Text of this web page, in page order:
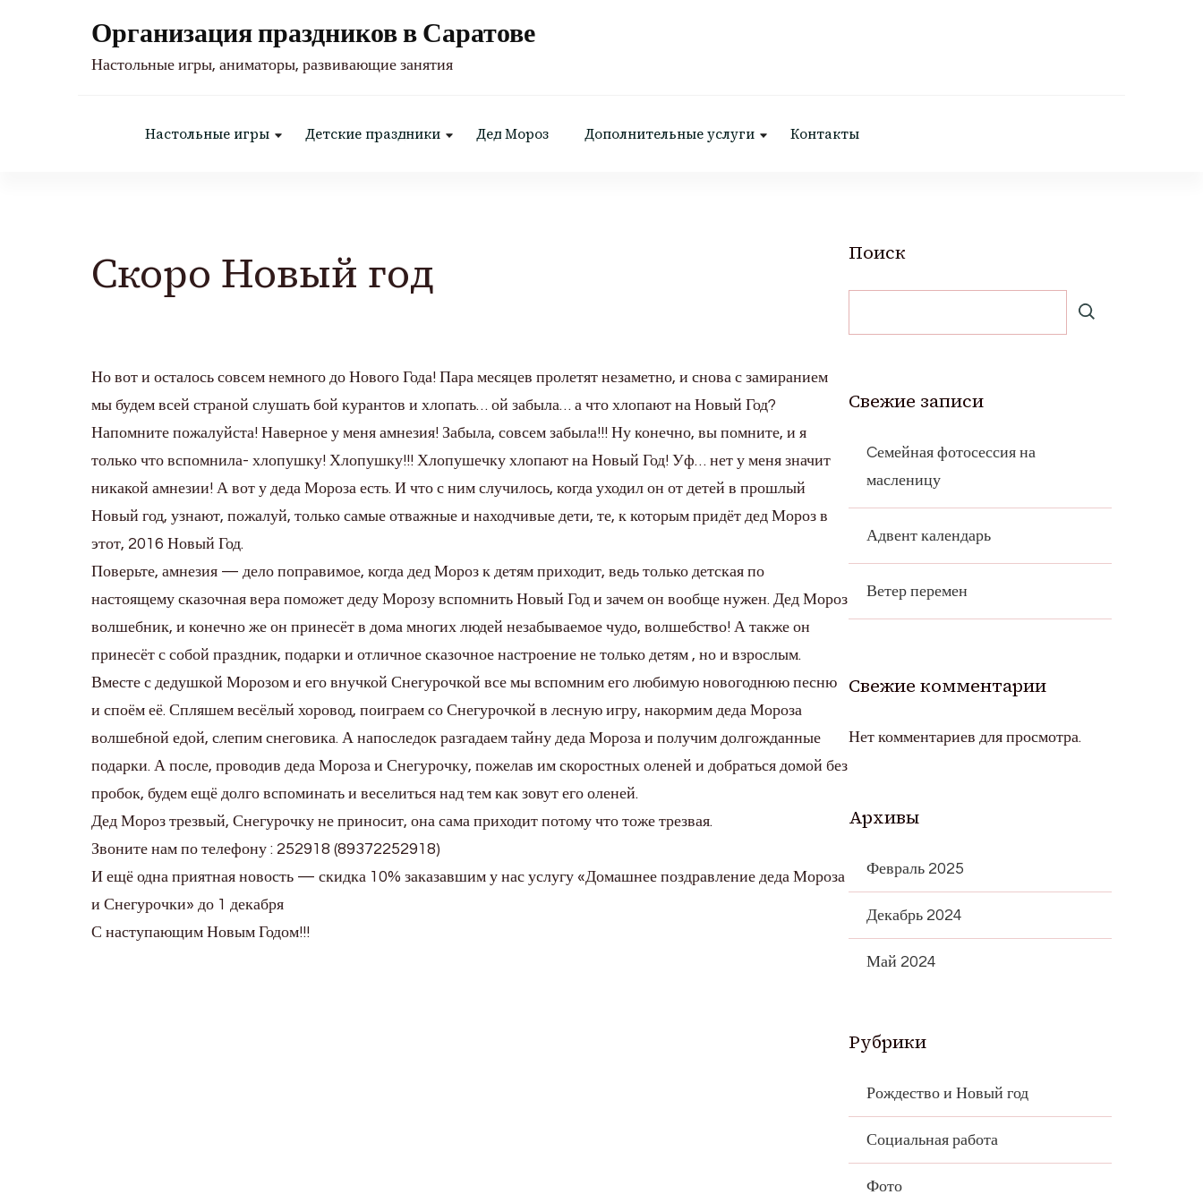
Организация праздников в Саратове
Настольные игры, аниматоры, развивающие занятия
Настольные игры Детские праздники Дед Мороз Дополнительные услуги Контакты
Скоро Новый год
Но вот и осталось совсем немного до Нового Года! Пара месяцев пролетят незаметно, и снова с замиранием
мы будем всей страной слушать бой курантов и хлопать… ой забыла… а что хлопают на Новый Год?
Напомните пожалуйста! Наверное у меня амнезия! Забыла, совсем забыла!!! Ну конечно, вы помните, и я
только что вспомнила- хлопушку! Хлопушку!!! Хлопушечку хлопают на Новый Год! Уф… нет у меня значит
никакой амнезии! А вот у деда Мороза есть. И что с ним случилось, когда уходил он от детей в прошлый
Новый год, узнают, пожалуй, только самые отважные и находчивые дети, те, к которым придёт дед Мороз в
этот, 2016 Новый Год.
Поверьте, амнезия — дело поправимое, когда дед Мороз к детям приходит, ведь только детская по
настоящему сказочная вера поможет деду Морозу вспомнить Новый Год и зачем он вообще нужен. Дед Мороз
волшебник, и конечно же он принесёт в дома многих людей незабываемое чудо, волшебство! А также он
принесёт с собой праздник, подарки и отличное сказочное настроение не только детям , но и взрослым.
Вместе с дедушкой Морозом и его внучкой Снегурочкой все мы вспомним его любимую новогоднюю песню
и споём её. Спляшем весёлый хоровод, поиграем со Снегурочкой в лесную игру, накормим деда Мороза
волшебной едой, слепим снеговика. А напоследок разгадаем тайну деда Мороза и получим долгожданные
подарки. А после, проводив деда Мороза и Снегурочку, пожелав им скоростных оленей и добраться домой без
пробок, будем ещё долго вспоминать и веселиться над тем как зовут его оленей.
Дед Мороз трезвый, Снегурочку не приносит, она сама приходит потому что тоже трезвая.
Звоните нам по телефону : 252918 (89372252918)
И ещё одна приятная новость — скидка 10% заказавшим у нас услугу «Домашнее поздравление деда Мороза
и Снегурочки» до 1 декабря
С наступающим Новым Годом!!!
Поиск
Свежие записи
Cемейная фотосессия на
масленицу
Адвент календарь
Ветер перемен
Свежие комментарии
Нет комментариев для просмотра.
Архивы
Февраль 2025
Декабрь 2024
Май 2024
Рубрики
Рождество и Новый год
Социальная работа
Фото